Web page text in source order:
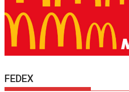
FEDEX